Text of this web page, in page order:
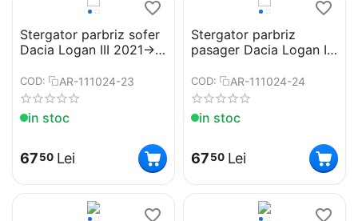
Stergator parbriz sofer
Dacia Logan III 2021->
COD: AR-111024-23
in stoc
6750 Lei
Stergator parbriz
pasager Dacia Logan III
COD: AR-111024-24
in stoc
6750 Lei